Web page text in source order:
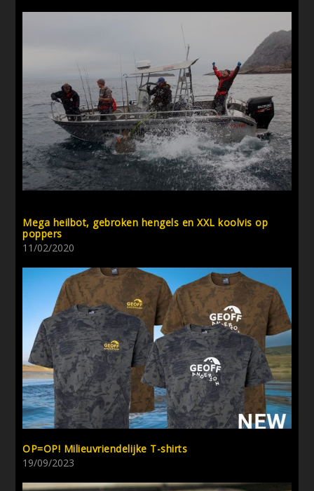
Mega heilbot, gebroken hengels en XXL koolvis op
poppers
11/02/2020
OP=OP! Milieuvriendelijke T-shirts
19/09/2023